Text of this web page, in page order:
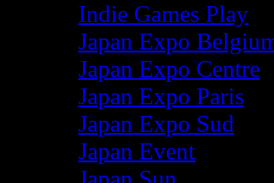
Indie Games Play
Japan Expo
Japan Expo Centre
Japan Expo Paris
Japan Expo Sud
Japan Event